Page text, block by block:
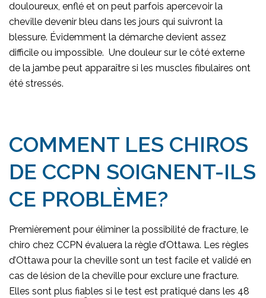
douloureux, enflé et on peut parfois apercevoir la
cheville devenir bleu dans les jours qui suivront la
blessure. Évidemment la démarche devient assez
difficile ou impossible. Une douleur sur le côté externe
de la jambe peut apparaître si les muscles fibulaires ont
été stressés.
COMMENT LES CHIROS
DE CCPN SOIGNENT-ILS
CE PROBLÈME?
Premièrement pour éliminer la possibilité de fracture, le
chiro chez CCPN évaluera la règle d’Ottawa. Les règles
d’Ottawa pour la cheville sont un test facile et validé en
cas de lésion de la cheville pour exclure une fracture.
Elles sont plus fiables si le test est pratiqué dans les 48